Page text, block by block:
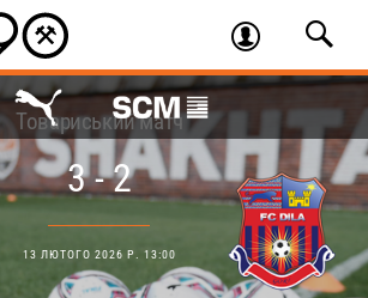
Товариський матч
3 - 2
13 ЛЮТОГО 2026 Р. 13:00